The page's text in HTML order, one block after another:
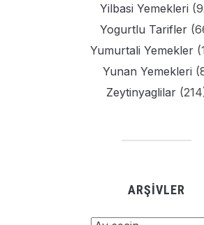
Yilbasi Yemekleri
Yogurtlu Tarifler
Yumurtali Yemekler
Yunan Yemekleri
Zeytinyaglilar
ARŞIVLER